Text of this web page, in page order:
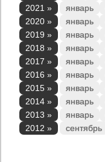
2021 »
январь
2020 »
январь
2019 »
январь
2018 »
январь
2017 »
январь
2016 »
январь
2015 »
январь
2014 »
январь
2013 »
январь
2012 »
сентябрь